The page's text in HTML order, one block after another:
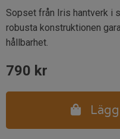
Sopset från Iris hantverk i
robusta konstruktionen
hållbarhet.
790 kr